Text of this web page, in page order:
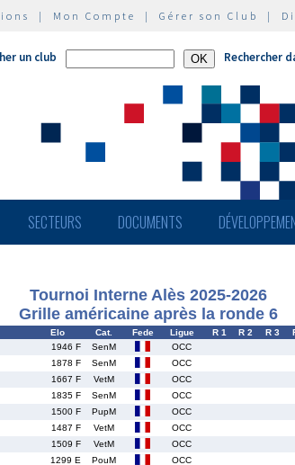
| Mon Compte | Gérer son Club |
un club Rechercher
SECTEURS DOCUMENTS
Tournoi Interne Alès 2025-2026
Grille américaine après la ronde 6
Elo Cat. Fede Ligue R 1 R 2 R 3
1946 F SenM OCC
1878 F SenM OCC
1667 F VetM OCC
1835 F SenM OCC
1500 F PupM OCC
1487 F VetM OCC
1509 F VetM OCC
1299 E PouM OCC